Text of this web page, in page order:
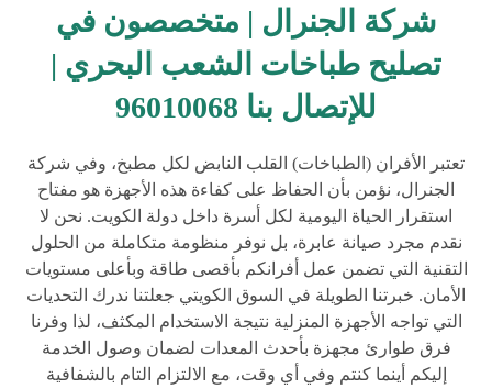
شركة الجنرال | متخصصون في
تصليح طباخات الشعب البحري |
للإتصال بنا 96010068
تعتبر الأفران (الطباخات) القلب النابض لكل مطبخ، وفي شركة
الجنرال، نؤمن بأن الحفاظ على كفاءة هذه الأجهزة هو مفتاح
استقرار الحياة اليومية لكل أسرة داخل دولة الكويت. نحن لا
نقدم مجرد صيانة عابرة، بل نوفر منظومة متكاملة من الحلول
التقنية التي تضمن عمل أفرانكم بأقصى طاقة وبأعلى مستويات
الأمان. خبرتنا الطويلة في السوق الكويتي جعلتنا ندرك التحديات
التي تواجه الأجهزة المنزلية نتيجة الاستخدام المكثف، لذا وفرنا
فرق طوارئ مجهزة بأحدث المعدات لضمان وصول الخدمة
إليكم أينما كنتم وفي أي وقت، مع الالتزام التام بالشفافية